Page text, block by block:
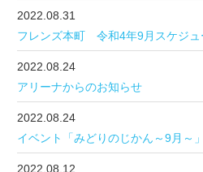
2022.08.31
フレンズ本町 令和4年9月スケジ
2022.08.24
アリーナからのお知らせ
2022.08.24
イベント「みどりのじかん～9月～
2022.08.12